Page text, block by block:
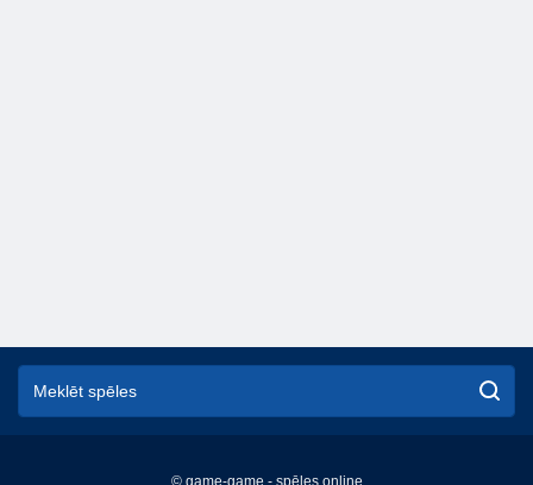
© game-game - spēles online